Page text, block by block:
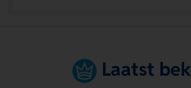
Laatst